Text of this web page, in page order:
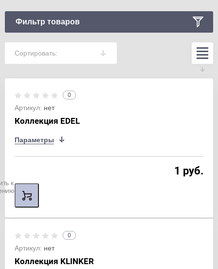
Фильтр товаров
Сортировать:
0
Артикул: нет
Коллекция EDEL
Параметры
к
1 руб.
0
Артикул: нет
Коллекция KLINKER